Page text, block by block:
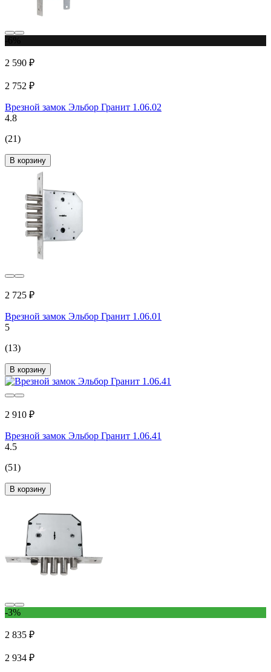
2 590 ₽
2 752 ₽
Врезной замок Эльбор Гранит 1.06.02
4.8
(21)
В корзину
2 725 ₽
Врезной замок Эльбор Гранит 1.06.01
5
(13)
В корзину
2 910 ₽
Врезной замок Эльбор Гранит 1.06.41
4.5
(51)
В корзину
-3%
2 835 ₽
2 934 ₽